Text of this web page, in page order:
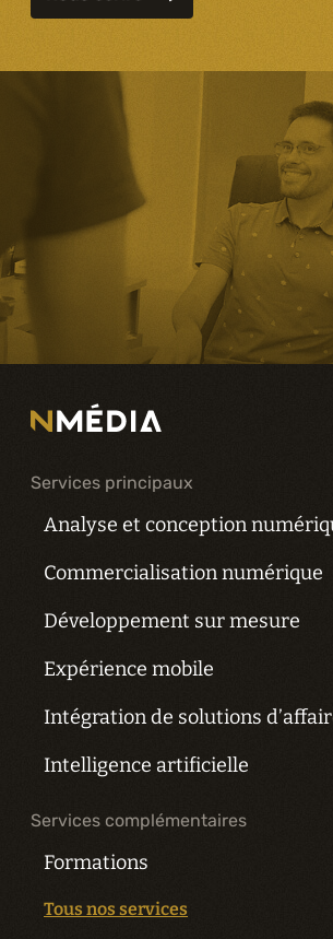
Services principaux
Analyse et conception
Commercialisation numérique
Développement sur mesure
Expérience mobile
Intégration de solutions
Intelligence artificielle
Services complémentaires
Formations
Tous nos services